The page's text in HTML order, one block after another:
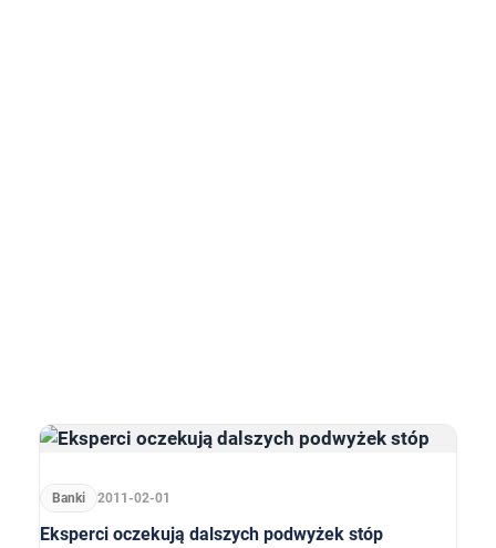
Banki 2011-02-01
Eksperci oczekują dalszych podwyżek stóp